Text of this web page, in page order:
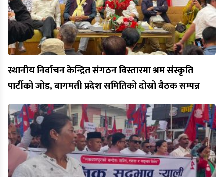
स्थानीय निर्वाचन केन्द्रित संगठन विस्तारमा श्रम संस्कृति
पार्टीको जोड, बागमती प्रदेश समितिको दोस्रो बैठक सम्पन्न